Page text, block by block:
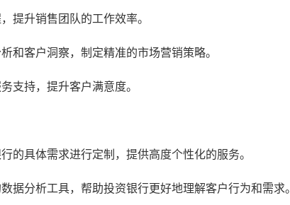
提升销售团队的工作效率。
和客户洞察，制定精准的市场营销策略。
支持，提升客户满意度。
的具体需求进行定制，提供高度个性化的服务。
据分析工具，帮助投资银行更好地理解客户行为和需求。